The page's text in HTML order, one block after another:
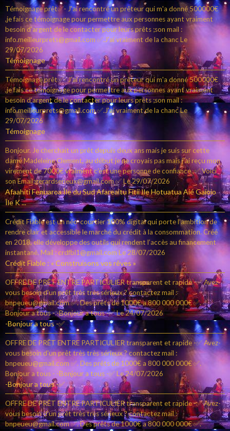
Témoignage prêt✅- J'ai rencontré un prêteur qui m'a donné 500000€
,je fais ce témoignage pour permettre aux personnes ayant vraiment
besoin d'argent de le contacter pour leurs prêts ;son mail :
info.meilleurprets@gmail.com ✅.J'ai vraiment de la chanc Le
29/07/2026
Témoignage
Témoignage prêt✅- J'ai rencontré un prêteur qui m'a donné 500000€
,je fais ce témoignage pour permettre aux personnes ayant vraiment
besoin d'argent de le contacter pour leurs prêts ;son mail :
info.meilleurprets@gmail.com ✅.J'ai vraiment de la chancLe
29/07/2026
Témoignage
Bonjour. Je cherchait un prêt depuis deux ans mais je suis sur cette
dame Madeleine Clement, au début je ne croyais pas mais j'ai reçu mon
virement de 7000€ vraiment c’est une personne de confiance ,✅ Voici
son Email:gerardserieux@gmail.com ✅Le 29/07/2026
Afaahiti Fenuaroa Île du Sud Afareaitu Fitii Ile Hotuatua Aié Gaioio
Île K ...
Crédit Fiable est un néo-courtier 100% digital qui porte l’ambition de
rendre clair et accessible le marché du crédit à la consommation. Créé
en 2018, elle développe des outils qui rendent l’accès au financement
instantané. Mail : crdfbl1@gmail.com Le 28/07/2026
Crédit Fiable : « Construisons vos rêves »
OFFRE DE PRÊT ENTRE PARTICULIER transparent et rapide -✅ Avez-
vous besoin d'un prêt très très sérieux ? contactez mail :
bnpeueu@gmail.com ✅. Des prêts de 1000€ a 800 000 000€ ✅.
Bonjour a tous - -Bonjour a tous -✅Le 24/07/2026
-Bonjour a tous -✅
OFFRE DE PRÊT ENTRE PARTICULIER transparent et rapide -✅ Avez-
vous besoin d'un prêt très très sérieux ? contactez mail :
bnpeueu@gmail.com ✅. Des prêts de 1000€ a 800 000 000€ ✅.
Bonjour a tous - -Bonjour a tous -✅Le 24/07/2026
-Bonjour a tous -✅
OFFRE DE PRÊT ENTRE PARTICULIER transparent et rapide -✅ Avez-
vous besoin d'un prêt très très sérieux ? contactez mail :
bnpeueu@gmail.com ✅. Des prêts de 1000€ a 800 000 000€ ✅.